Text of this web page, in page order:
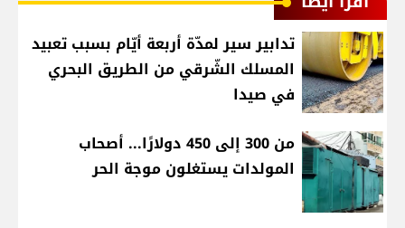
تدابير سير لمدّة أربعة أيّام بسبب تعبيد
المسلك الشّرقي من الطريق البحري
في صيدا
من 300 إلى 450 دولارًا... أصحاب
المولدات يستغلون موجة الحر